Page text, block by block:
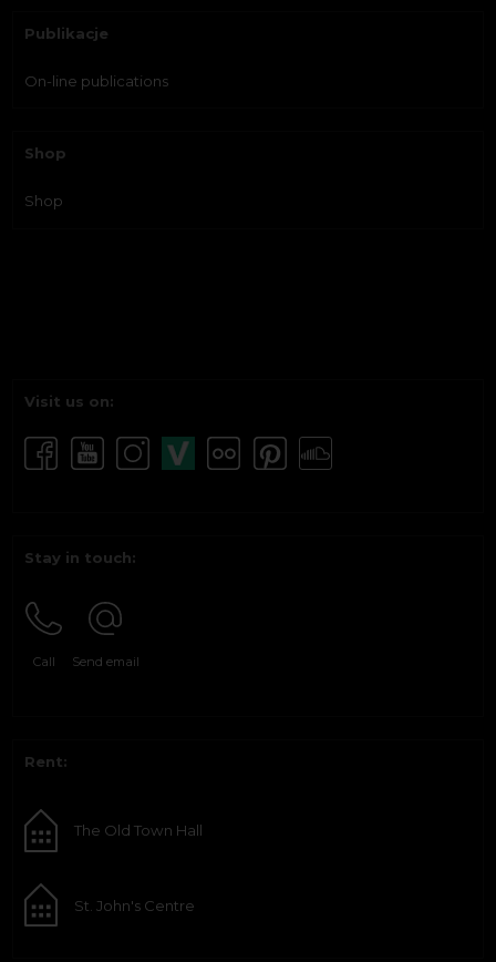
Publikacje
On-line publications
Shop
Shop
Visit us on:
Stay in touch:
Call Send email
Rent:
The Old Town Hall
St. John's Centre